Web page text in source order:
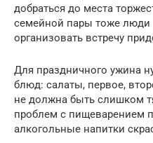
добраться до места
семейной пары тоже
организовать встречу
Для праздничного ужина
блюд: салаты, первое,
не должна быть слишком
проблем с пищеварением
алкогольные напитки